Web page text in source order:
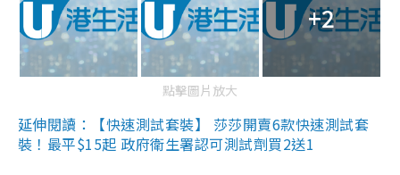
+2
點擊圖片放大
延伸閱讀：【快速測試套裝】 莎莎開賣6款快速測試套
裝！最平$15起 政府衛生署認可測試劑買2送1